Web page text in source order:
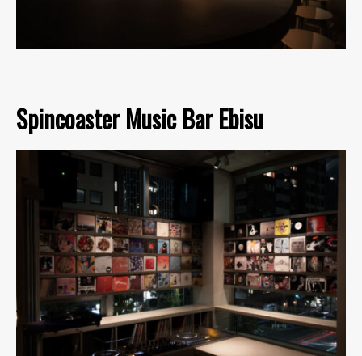
Spincoaster Music Bar Ebisu